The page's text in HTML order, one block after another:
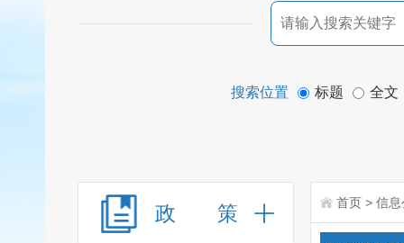
搜索位置 标题 全文
政 策 首页 > 信息